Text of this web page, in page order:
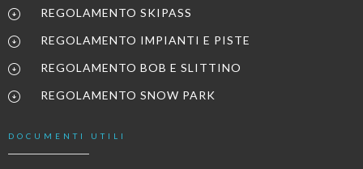
REGOLAMENTO SKIPASS
REGOLAMENTO IMPIANTI E PISTE
REGOLAMENTO BOB E SLITTINO
REGOLAMENTO SNOW PARK
DOCUMENTI UTILI